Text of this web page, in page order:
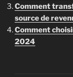
Comment
source de
Comment
2024